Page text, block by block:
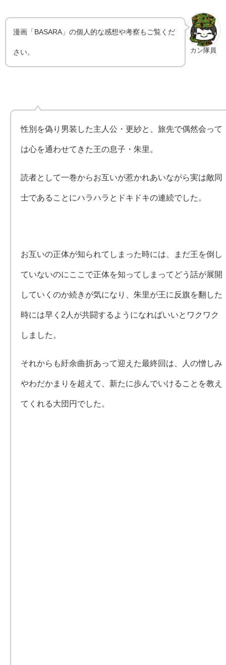
カン隊員
漫画「BASARA」の個人的な感想や考察もご覧くだ
さい。
性別を偽り男装した主人公・更紗と、旅先で偶然会って
は心を通わせてきた王の息子・朱里。
読者として一巻からお互いが惹かれあいながら実は敵同
士であることにハラハラとドキドキの連続でした。
お互いの正体が知られてしまった時には、まだ王を倒し
ていないのにここで正体を知ってしまってどう話が展開
していくのか続きが気になり、朱里が王に反旗を翻した
時には早く2人が共闘するようになればいいとワクワク
しました。
それからも紆余曲折あって迎えた最終回は、人の憎しみ
やわだかまりを超えて、新たに歩んでいけることを教え
てくれる大団円でした。